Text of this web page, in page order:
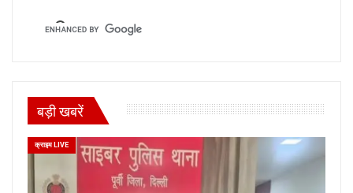
बड़ी खबरें
क्राइम LIVE